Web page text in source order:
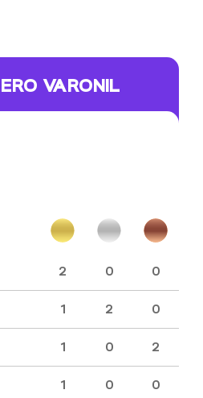
VARONIL
2 0 0
1 2 0
1 0 2
1 0 0